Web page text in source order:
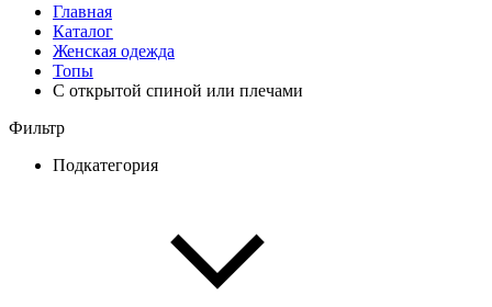
Главная
Каталог
Женская одежда
Топы
С открытой спиной или плечами
Фильтр
Подкатегория